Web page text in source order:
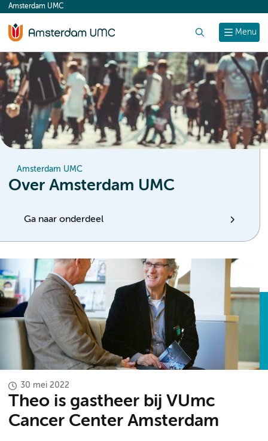
content
Menu
Amsterdam UMC
Amsterdam UMC
Over Amsterdam UMC
Ga naar onderdeel
30 mei 2022
Theo is gastheer bij VUmc
Cancer Center Amsterdam